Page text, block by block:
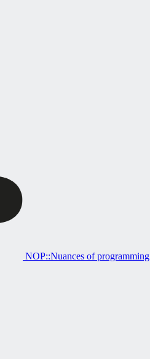
NOP::Nuances of programming